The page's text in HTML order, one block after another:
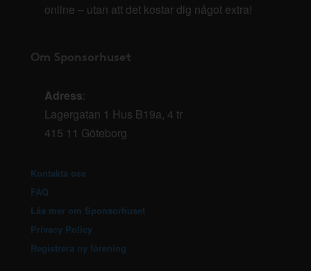
online – utan att det kostar dig något extra!
Om Sponsorhuset
Adress:
Lagergatan 1 Hus B19a, 4 tr
415 11 Göteborg
Kontakta oss
FAQ
Läs mer om Sponsorhuset
Privacy Policy
Registrera ny förening